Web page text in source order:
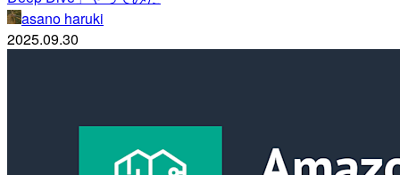
asano haruki
2025.09.30